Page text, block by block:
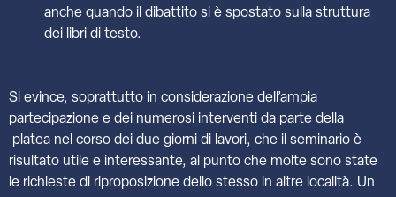
anche quando il dibattito si è spostato sulla struttura
dei libri di testo.
Si evince, soprattutto in considerazione dell’ampia
partecipazione e dei numerosi interventi da parte della
platea nel corso dei due giorni di lavori, che il seminario è
risultato utile e interessante, al punto che molte sono state
le richieste di riproposizione dello stesso in altre località. Un